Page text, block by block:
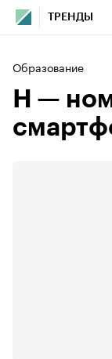
ТРЕНДЫ
Образование
Н —